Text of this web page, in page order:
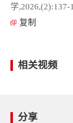
学,2026,(2):137-
复制
相关视频
分享